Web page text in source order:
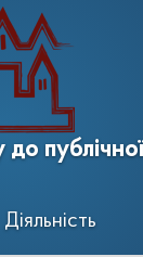
Діяльність